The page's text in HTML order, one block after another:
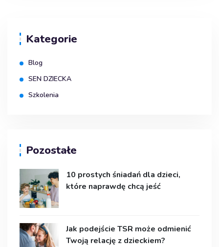
Kategorie
Blog
SEN DZIECKA
Szkolenia
Pozostałe
10 prostych śniadań dla dzieci,
które naprawdę chcą jeść
Jak podejście TSR może odmienić
Twoją relację z dzieckiem?